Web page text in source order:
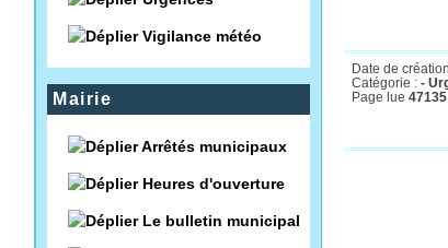
Vigilance météo
Mairie
Arrêtés municipaux
Heures d'ouverture
Le bulletin municipal
Date de
Catégorie : -
Page lue